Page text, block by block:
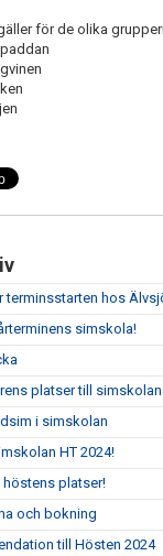
för de olika
hos
simskola!
platser till simskolan
i simskolan
HT 2024!
höstens platser!
och bokning
till Hösten 2024